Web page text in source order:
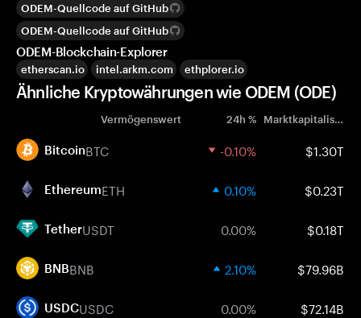
ODEM-Quellcode auf GitHub
ODEM-Quellcode auf GitHub
ODEM-Blockchain-Explorer
etherscan.io intel.arkm.com ethplorer.io
Ähnliche Kryptowährungen wie ODEM (ODE)
Vermögenswert 24h % Marktkapitalisierung
BitcoinBTC -0.10% $1.30T
EthereumETH 0.10% $0.23T
TetherUSDT 0.00% $0.18T
BNBBNB 2.10% $79.96B
USDCUSDC 0.00% $72.14B